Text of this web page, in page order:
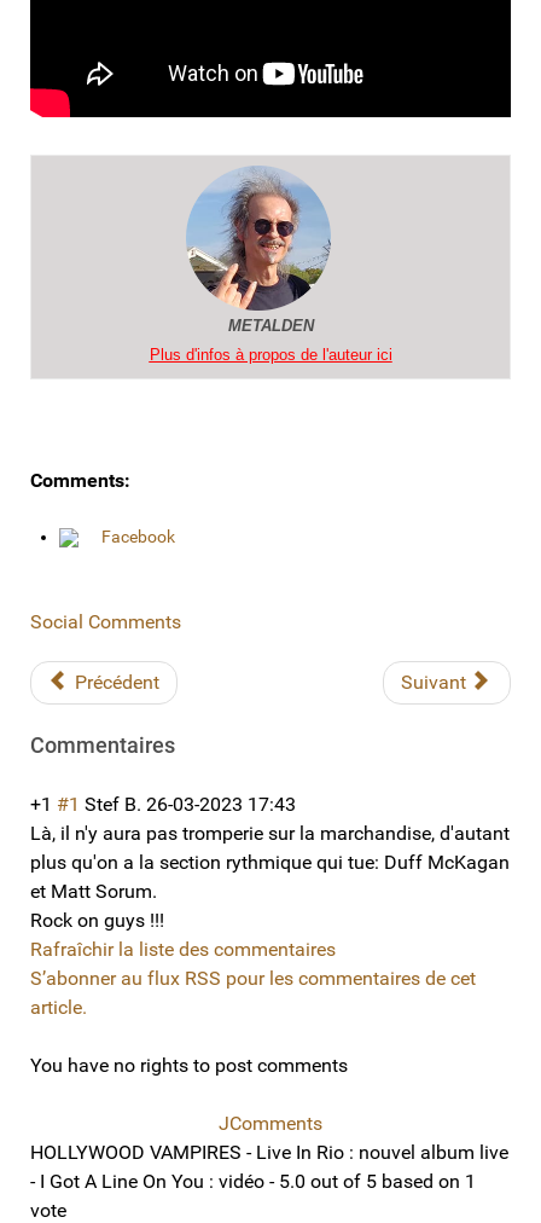
METALDEN
Plus d'infos à propos de l'auteur ici
Comments:
Facebook
Social Comments
Précédent Suivant
Commentaires
+1 #1 Stef B. 26-03-2023 17:43
Là, il n'y aura pas tromperie sur la marchandise, d'autant
plus qu'on a la section rythmique qui tue: Duff McKagan
et Matt Sorum.
Rock on guys !!!
Rafraîchir la liste des commentaires
S’abonner au flux RSS pour les commentaires de cet
article.
You have no rights to post comments
JComments
HOLLYWOOD VAMPIRES - Live In Rio : nouvel album live
- I Got A Line On You : vidéo - 5.0 out of 5 based on 1
vote